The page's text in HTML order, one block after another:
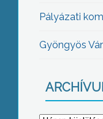
Pályázati
Gyöngyös